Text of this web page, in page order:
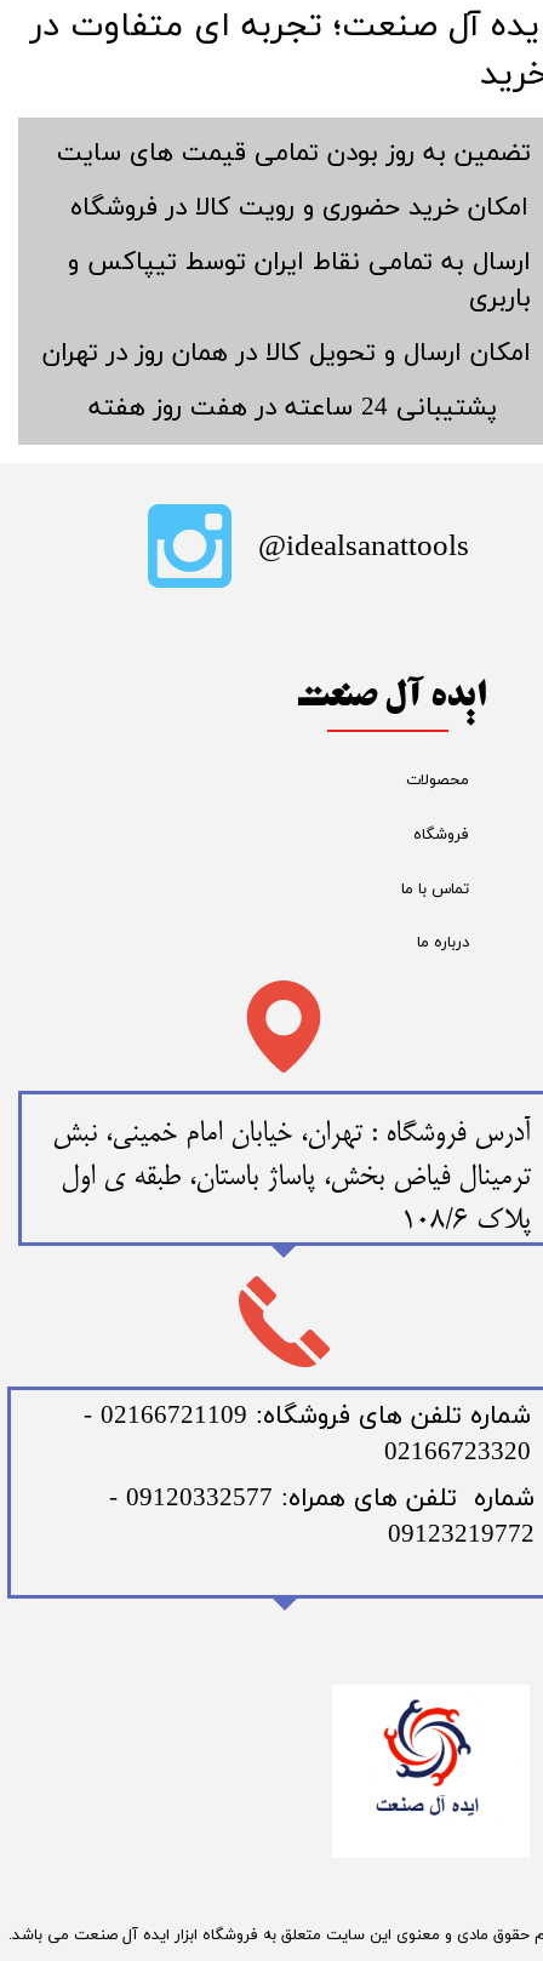
​تضمین به روز بودن تمامی قیمت های سایت
​امکان خرید حضوری و رویت کالا در فروشگاه
​ارسال به تمامی نقاط ایران توسط تیپاکس و
باربری
​امکان ارسال و تحویل کالا در همان روز در تهران
​پشتیبانی 24 ساعته در هفت روز هفته
آل صنعت؛ تجربه ای متفاوت در
حقوق مادی و معنوی این سایت متعلق به فروشگاه ابزار ایده آل صنعت می باشد.
ایده آل صنعت
محصولات
فروشگاه
تماس با ما
درباره ما
​idealsanattools@
​​آدرس فروشگاه : تهران، خیابان امام خمینی، نبش
ترمینال فیاض بخش، پاساژ باستان، طبقه ی اول
پلاک 108/6
​شماره تلفن های فروشگاه: 02166721109 -
02166723320
​شماره تلفن های همراه: 09120332577 -
09123219772